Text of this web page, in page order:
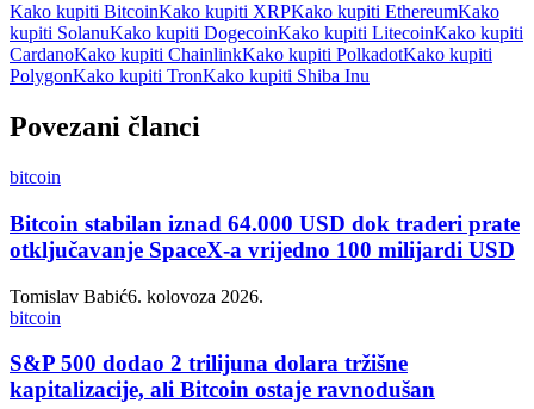
Kako kupiti BitcoinKako kupiti XRPKako kupiti EthereumKako
kupiti SolanuKako kupiti DogecoinKako kupiti LitecoinKako kupiti
CardanoKako kupiti ChainlinkKako kupiti PolkadotKako kupiti
PolygonKako kupiti TronKako kupiti Shiba Inu
Povezani članci
bitcoin
Bitcoin stabilan iznad 64.000 USD dok traderi prate
otključavanje SpaceX-a vrijedno 100 milijardi USD
Tomislav Babić6. kolovoza 2026.
bitcoin
S&P 500 dodao 2 trilijuna dolara tržišne
kapitalizacije, ali Bitcoin ostaje ravnodušan